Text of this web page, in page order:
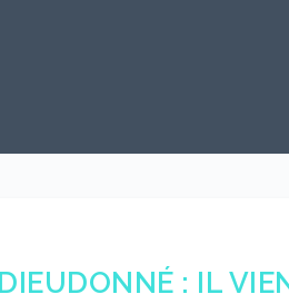
DIEUDONNÉ : IL